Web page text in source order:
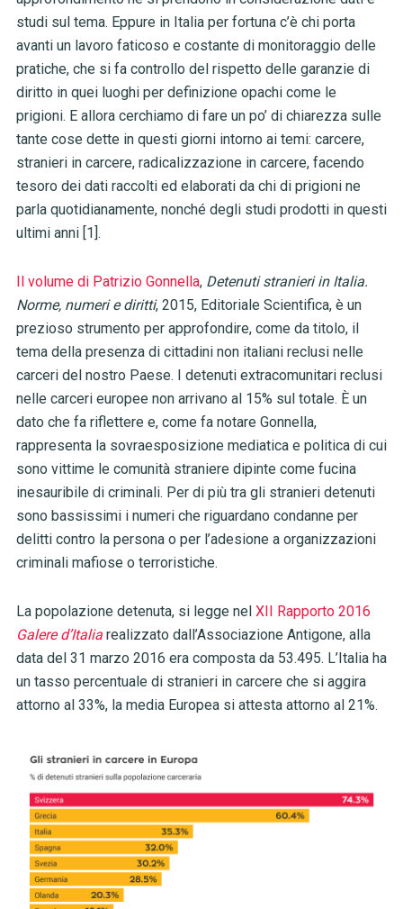
studi sul tema. Eppure in Italia per fortuna c’è chi porta
avanti un lavoro faticoso e costante di monitoraggio delle
pratiche, che si fa controllo del rispetto delle garanzie di
diritto in quei luoghi per definizione opachi come le
prigioni. E allora cerchiamo di fare un po’ di chiarezza sulle
tante cose dette in questi giorni intorno ai temi: carcere,
stranieri in carcere, radicalizzazione in carcere, facendo
tesoro dei dati raccolti ed elaborati da chi di prigioni ne
parla quotidianamente, nonché degli studi prodotti in questi
ultimi anni [1].
Il volume di Patrizio Gonnella, Detenuti stranieri in Italia.
Norme, numeri e diritti, 2015, Editoriale Scientifica, è un
prezioso strumento per approfondire, come da titolo, il
tema della presenza di cittadini non italiani reclusi nelle
carceri del nostro Paese. I detenuti extracomunitari reclusi
nelle carceri europee non arrivano al 15% sul totale. È un
dato che fa riflettere e, come fa notare Gonnella,
rappresenta la sovraesposizione mediatica e politica di cui
sono vittime le comunità straniere dipinte come fucina
inesauribile di criminali. Per di più tra gli stranieri detenuti
sono bassissimi i numeri che riguardano condanne per
delitti contro la persona o per l’adesione a organizzazioni
criminali mafiose o terroristiche.
La popolazione detenuta, si legge nel XII Rapporto 2016
Galere d’Italiarealizzato dall’Associazione Antigone, alla
data del 31 marzo 2016 era composta da 53.495. L’Italia ha
un tasso percentuale di stranieri in carcere che si aggira
attorno al 33%, la media Europea si attesta attorno al 21%.